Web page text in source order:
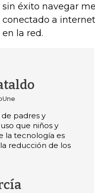
sin éxito navegar
conectado a
en la red.
padres y
que niños y
la tecnología es
reducción de los